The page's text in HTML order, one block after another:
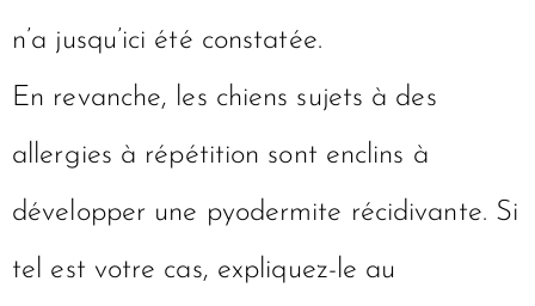
n’a jusqu’ici été constatée.
En revanche, les chiens sujets à des
allergies à répétition sont enclins à
développer une pyodermite récidivante. Si
tel est votre cas, expliquez-le au